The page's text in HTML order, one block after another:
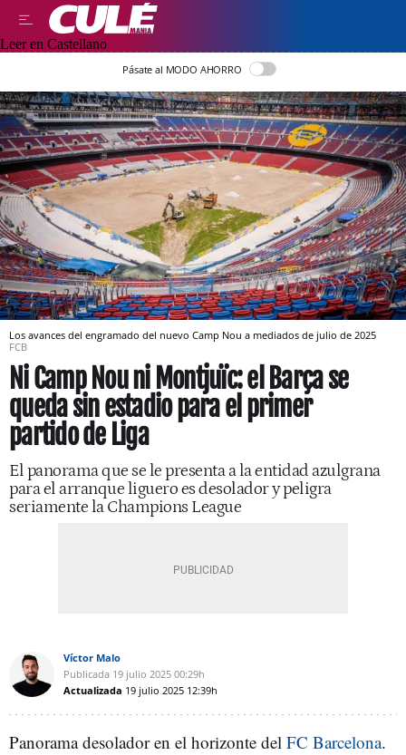
Leer en Castellano
Pásate al MODO AHORRO
Los avances del engramado del nuevo Camp Nou a mediados de julio de 2025
FCB
Ni Camp Nou ni Montjuïc: el Barça se
queda sin estadio para el primer
partido de Liga
El panorama que se le presenta a la entidad azulgrana
para el arranque liguero es desolador y peligra
seriamente la Champions League
Víctor Malo
Publicada 19 julio 2025 00:29h
Actualizada 19 julio 2025 12:39h
Panorama desolador en el horizonte del FC Barcelona.